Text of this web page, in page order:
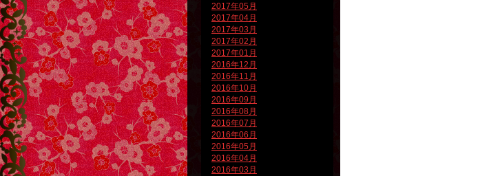
2017年05月
2017年04月
2017年03月
2017年02月
2017年01月
2016年12月
2016年11月
2016年10月
2016年09月
2016年08月
2016年07月
2016年06月
2016年05月
2016年04月
2016年03月